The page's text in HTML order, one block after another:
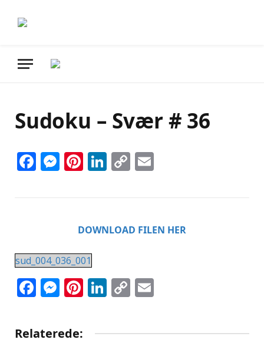
Sudoku – Svær # 36
Facebook
Messenger
Pinterest
LinkedIn
Copy
DOWNLOAD FILEN HER
sud_004_036_001
Facebook
Messenger
Pinterest
LinkedIn
Copy
Relaterede: